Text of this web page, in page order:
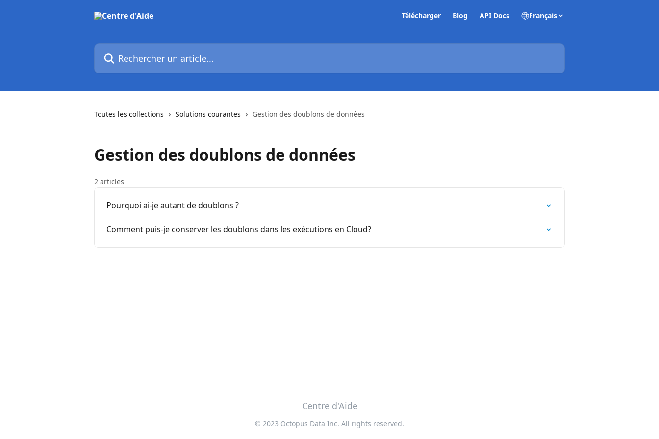
Télécharger Blog API Docs Français
Rechercher un article...
Toutes les collections Solutions courantes Gestion des doublons de données
Gestion des doublons de données
2 articles
Pourquoi ai-je autant de doublons ?
Comment puis-je conserver les doublons dans les exécutions en Cloud?
Centre d'Aide
© 2023 Octopus Data Inc. All rights reserved.